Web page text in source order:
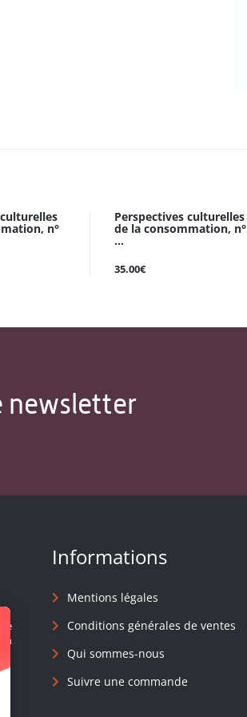
n°
Perspectives culturelles
de la consommation, n°
...
35.00€
newsletter
Informations
Mentions légales
Conditions générales de ventes
Qui sommes-nous
Suivre une commande